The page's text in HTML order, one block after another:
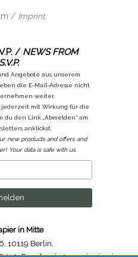
/ Imprint
/ NEWS FROM
Angebote aus unserem
die E-Mail-Adresse nicht
weiter.
mit Wirkung für die
den Link „Abmelden“ am
anklickst.
new products and offers and
Your data is safe with us.
in Mitte
10119 Berlin